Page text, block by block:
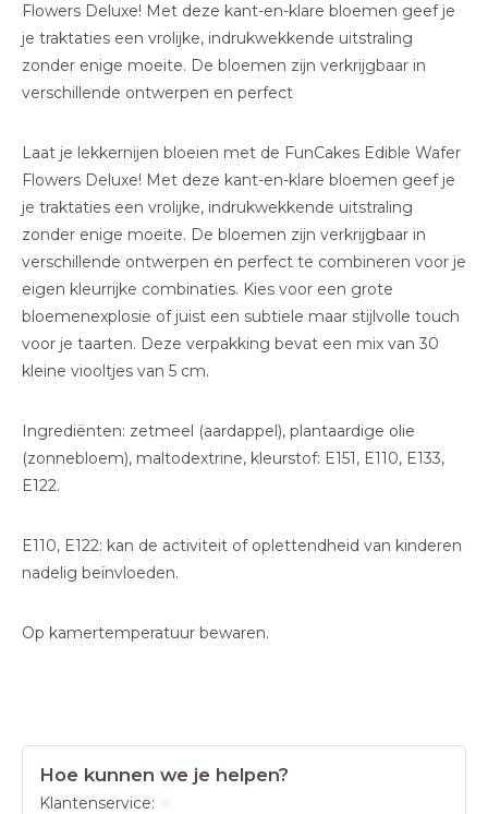
Flowers Deluxe! Met deze kant-en-klare bloemen geef je
je traktaties een vrolijke, indrukwekkende uitstraling
zonder enige moeite. De bloemen zijn verkrijgbaar in
verschillende ontwerpen en perfect
Laat je lekkernijen bloeien met de FunCakes Edible Wafer
Flowers Deluxe! Met deze kant-en-klare bloemen geef je
je traktaties een vrolijke, indrukwekkende uitstraling
zonder enige moeite. De bloemen zijn verkrijgbaar in
verschillende ontwerpen en perfect te combineren voor je
eigen kleurrijke combinaties. Kies voor een grote
bloemenexplosie of juist een subtiele maar stijlvolle touch
voor je taarten. Deze verpakking bevat een mix van 30
kleine viooltjes van 5 cm.
Ingrediënten: zetmeel (aardappel), plantaardige olie
(zonnebloem), maltodextrine, kleurstof: E151, E110, E133,
E122.
E110, E122: kan de activiteit of oplettendheid van kinderen
nadelig beïnvloeden.
Op kamertemperatuur bewaren.
Hoe kunnen we je helpen?
Klantenservice: